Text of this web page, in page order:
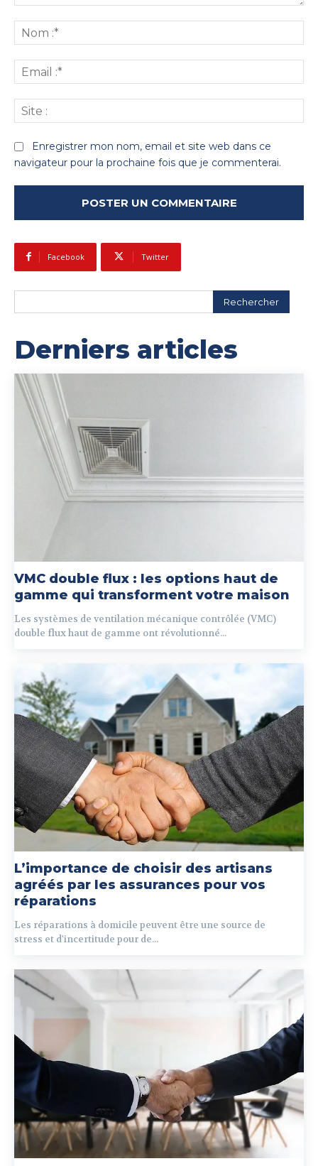
:*
:*
:
Enregistrer mon nom, email et site web dans ce
navigateur pour la prochaine fois que je commenterai.
Facebook Twitter
Rechercher
Derniers articles
VMC double flux : les options haut de
gamme qui transforment votre maison
Les systèmes de ventilation mécanique contrôlée (VMC)
double flux haut de gamme ont révolutionné...
L’importance de choisir des artisans
agréés par les assurances pour vos
réparations
Les réparations à domicile peuvent être une source de
stress et d'incertitude pour de...